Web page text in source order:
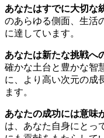
あなたはすでに大切な
のあらゆる側面、生活
に達しています。
あなたは新たな挑戦へ
確かな土台と豊かな智
に、より高い次元の成
ます。
あなたの成功には意味
は、あなた自身にとっ